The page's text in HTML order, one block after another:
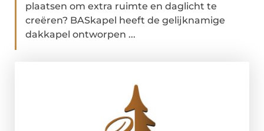
plaatsen om extra ruimte en daglicht te
creëren? BASkapel heeft de gelijknamige
dakkapel ontworpen ...